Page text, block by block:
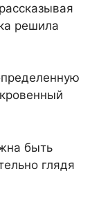
решила
быть
глядя